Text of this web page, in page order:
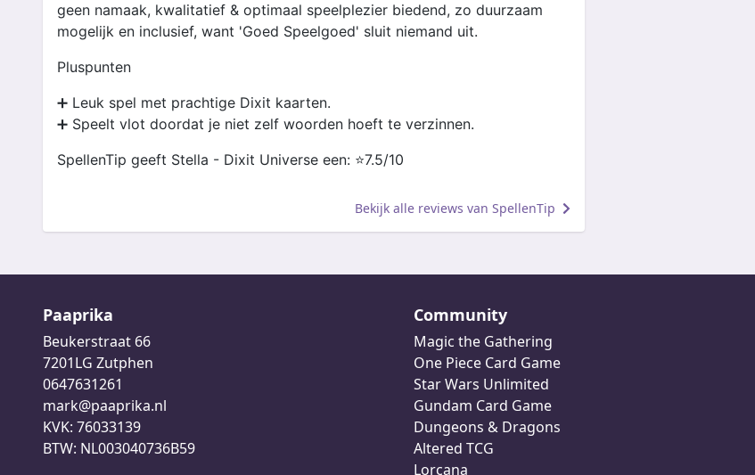
geen namaak, kwalitatief & optimaal speelplezier biedend, zo duurzaam
mogelijk en inclusief, want 'Goed Speelgoed' sluit niemand uit.
Pluspunten
➕ Leuk spel met prachtige Dixit kaarten.
➕ Speelt vlot doordat je niet zelf woorden hoeft te verzinnen.
SpellenTip geeft Stella - Dixit Universe een: ⭐️7.5/10
Bekijk alle reviews van SpellenTip
Paaprika
Beukerstraat 66
7201LG Zutphen
0647631261
mark@paaprika.nl
KVK: 76033139
BTW: NL003040736B59
Community
Magic the Gathering
One Piece Card Game
Star Wars Unlimited
Gundam Card Game
Dungeons & Dragons
Altered TCG
Lorcana